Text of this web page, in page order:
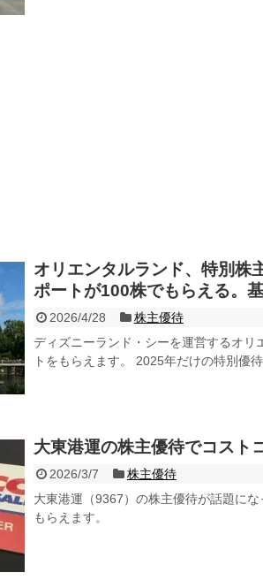
オリエンタルランド、特別株
ポートが100株でもらえる。
2026/4/28
株主優待
ディズニーランド・シーを運営するオリ
トをもらえます。 2025年だけの特別優
大東港運の株主優待でコスト
2026/3/7
株主優待
大東港運（9367）の株主優待が話題に
もらえます。